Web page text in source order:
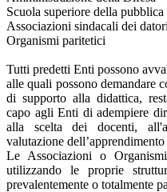
Scuola superiore della
Associazioni sindacali dei
Organismi paritetici
Tutti predetti Enti possono
alle quali possono demandare
di supporto alla didattica,
capo agli Enti di adempiere
alla scelta dei docenti,
valutazione
Le Associazioni o
utilizzando le proprie
prevalentemente o totalmente